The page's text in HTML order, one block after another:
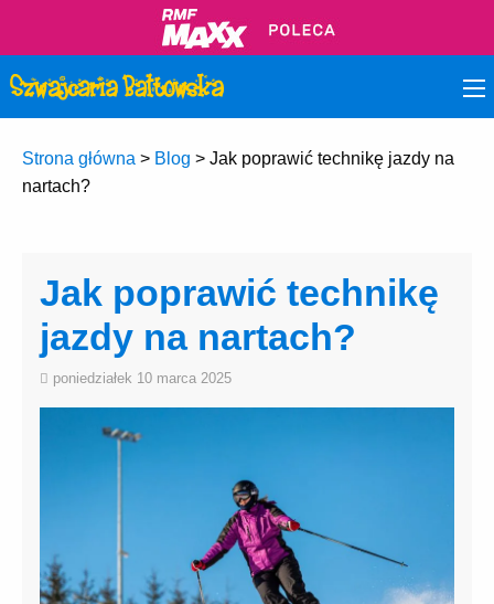
Strona główna > Blog > Jak poprawić technikę jazdy na
nartach?
Jak poprawić technikę
jazdy na nartach?
poniedziałek 10 marca 2025